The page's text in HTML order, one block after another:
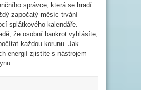
správce, která se hradí
započatý měsíc trvání
splátkového kalendáře.
že osobní bankrot vyhlásíte,
každou korunu. Jak
energií zjistíte s nástrojem –